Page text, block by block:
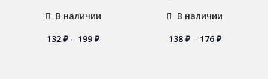
В наличии
132 ₽ – 199 ₽
В наличии
138 ₽ – 176 ₽